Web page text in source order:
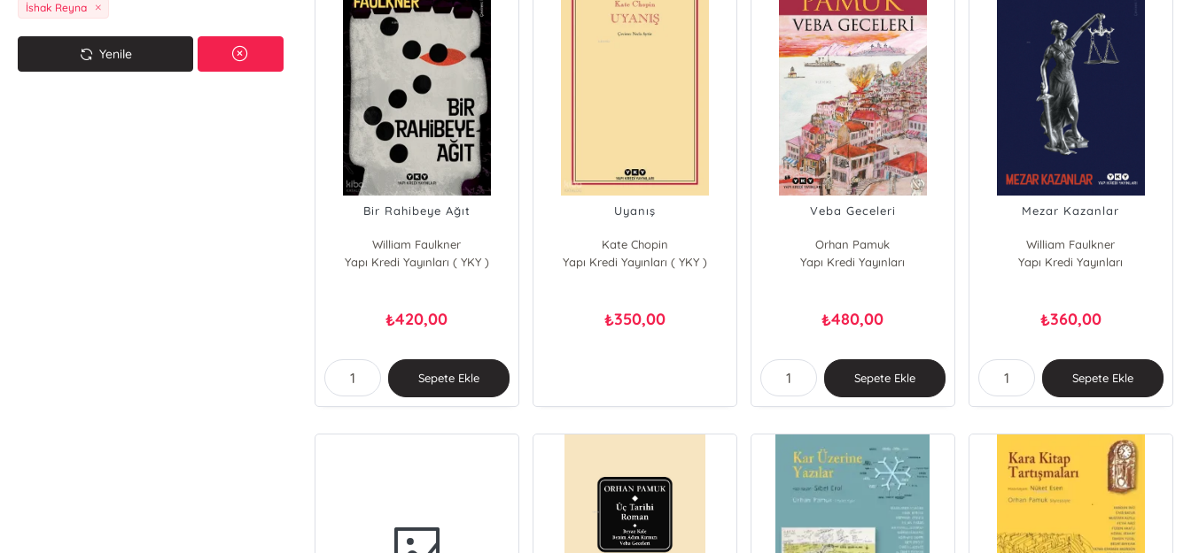
İshak Reyna
Yenile
Bir Rahibeye Ağıt
William Faulkner
Yapı Kredi Yayınları ( YKY )
₺420,00
Sepete Ekle
Uyanış
Kate Chopin
Yapı Kredi Yayınları ( YKY )
₺350,00
Veba Geceleri
Orhan Pamuk
Yapı Kredi Yayınları
₺480,00
Sepete Ekle
Mezar Kazanlar
William Faulkner
Yapı Kredi Yayınları
₺360,00
Sepete Ekle